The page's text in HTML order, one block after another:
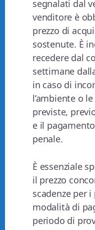
segnalati dal
venditore è
prezzo di
sostenute. È
recedere dal
settimane
in caso di
l’ambiente o
previste,
e il
penale.
È essenziale
il prezzo
scadenze per
modalità di
periodo di